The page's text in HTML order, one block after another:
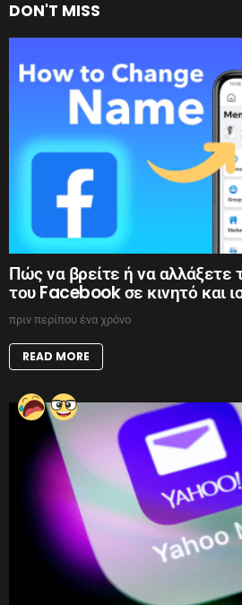
DON'T MISS
Πώς να βρείτε ή να αλλάξετε
του Facebook σε κινητό και
πριν περίπου ένα χρόνο
READ MORE